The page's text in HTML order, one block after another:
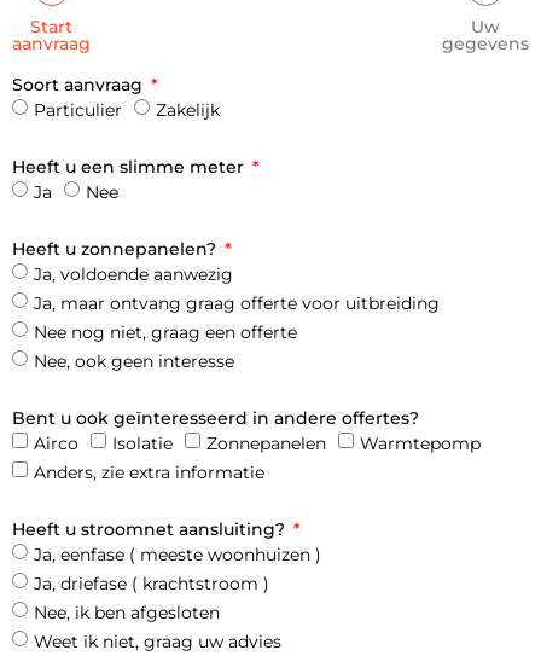
Start
aanvraag
Uw
gegevens
Soort aanvraag
Particulier
Zakelijk
Heeft u een slimme meter
Ja
Nee
Heeft u zonnepanelen?
Ja, voldoende aanwezig
Ja, maar ontvang graag offerte voor uitbreiding
Nee nog niet, graag een offerte
Nee, ook geen interesse
Bent u ook geïnteresseerd in andere offertes?
Airco
Isolatie Zonnepanelen
Warmtepomp
Anders, zie extra informatie
Heeft u stroomnet aansluiting?
Ja, eenfase ( meeste woonhuizen )
Ja, driefase ( krachtstroom )
Nee, ik ben afgesloten
Weet ik niet, graag uw advies